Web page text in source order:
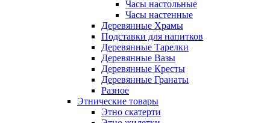
Часы настольные
Часы настенные
Деревянные Храмы
Подставки для напитков
Деревянные Тарелки
Деревянные Вазы
Деревянные Кресты
Деревянные Гранаты
Разное
Этнические товары
Этно скатерти